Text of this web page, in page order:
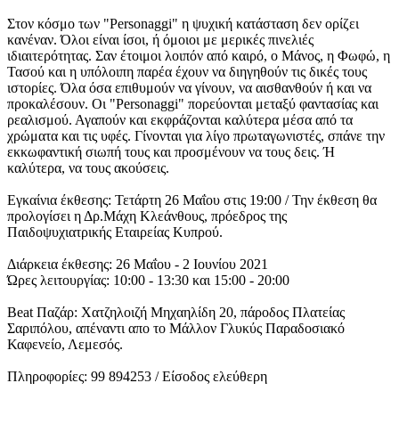
Στον κόσμο των "Personaggi" η ψυχική κατάσταση δεν ορίζει
κανέναν. Όλοι είναι ίσοι, ή όμοιοι με μερικές πινελιές
ιδιαιτερότητας. Σαν έτοιμοι λοιπόν από καιρό, ο Μάνος, η Φωφώ, η
Τασού και η υπόλοιπη παρέα έχουν να διηγηθούν τις δικές τους
ιστορίες. Όλα όσα επιθυμούν να γίνουν, να αισθανθούν ή και να
προκαλέσουν. Οι "Personaggi" πορεύονται μεταξύ φαντασίας και
ρεαλισμού. Αγαπούν και εκφράζονται καλύτερα μέσα από τα
χρώματα και τις υφές. Γίνονται για λίγο πρωταγωνιστές, σπάνε την
εκκωφαντική σιωπή τους και προσμένουν να τους δεις. Ή
καλύτερα, να τους ακούσεις.
Εγκαίνια έκθεσης: Τετάρτη 26 Μαΐου στις 19:00 / Την έκθεση θα
προλογίσει η Δρ.Μάχη Κλεάνθους, πρόεδρος της
Παιδοψυχιατρικής Εταιρείας Κυπρού.
Διάρκεια έκθεσης: 26 Μαΐου - 2 Ιουνίου 2021
Ώρες λειτουργίας: 10:00 - 13:30 και 15:00 - 20:00
Beat Παζάρ: Χατζηλοιζή Μηχαηλίδη 20, πάροδος Πλατείας
Σαριπόλου, απέναντι απο το Μάλλον Γλυκύς Παραδοσιακό
Καφενείο, Λεμεσός.
Πληροφορίες: 99 894253 / Είσοδος ελεύθερη